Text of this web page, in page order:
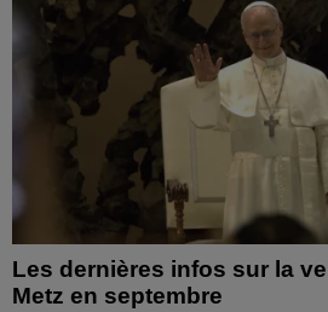
Les dernières infos sur la
Metz en septembre